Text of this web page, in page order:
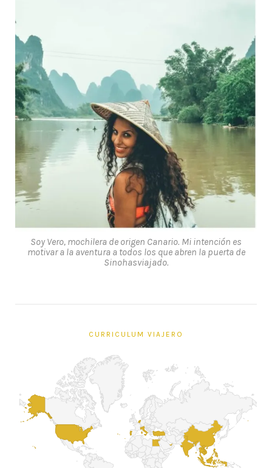
Soy Vero, mochilera de origen Canario. Mi intención es
motivar a la aventura a todos los que abren la puerta de
Sinohasviajado.
CURRICULUM VIAJERO